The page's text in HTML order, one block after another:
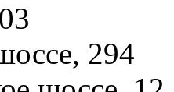
294